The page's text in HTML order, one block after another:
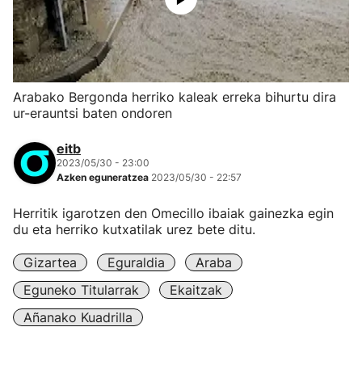
Arabako Bergonda herriko kaleak erreka bihurtu dira
ur-erauntsi baten ondoren
eitb
2023/05/30 - 23:00
Azken eguneratzea 2023/05/30 - 22:57
Herritik igarotzen den Omecillo ibaiak gainezka egin
du eta herriko kutxatilak urez bete ditu.
Gizartea Eguraldia
Araba
Eguneko Titularrak
Ekaitzak
Añanako Kuadrilla